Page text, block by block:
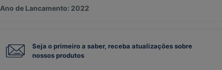
Ano de Lancamento: 2022
Seja o primeiro a saber, receba atualizações sobre
nossos produtos